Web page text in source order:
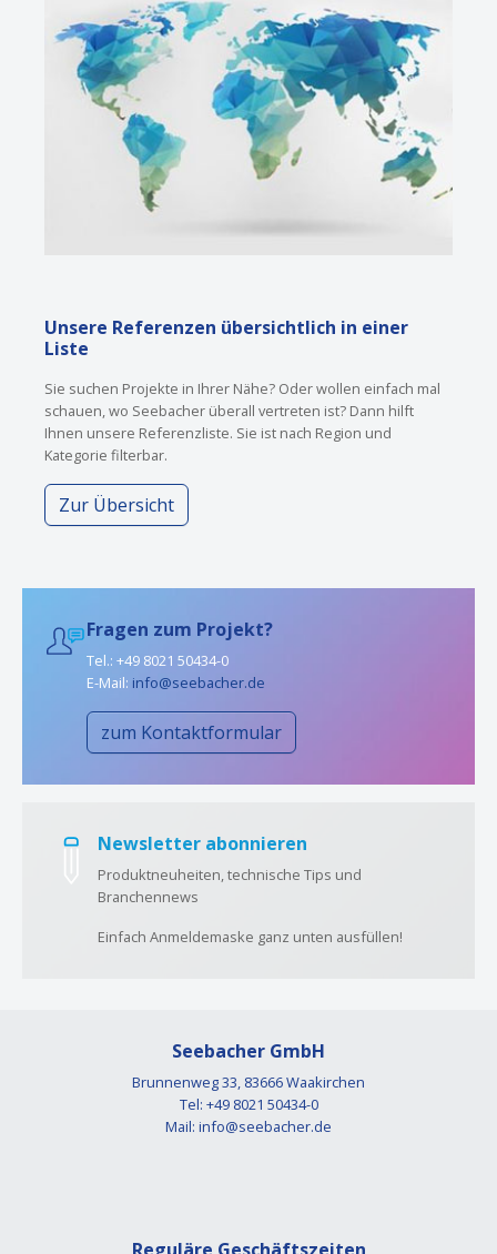
Unsere Referenzen übersichtlich in einer
Liste
Sie suchen Projekte in Ihrer Nähe? Oder wollen einfach mal
schauen, wo Seebacher überall vertreten ist? Dann hilft
Ihnen unsere Referenzliste. Sie ist nach Region und
Kategorie filterbar.
Zur Übersicht
Fragen zum Projekt?
Tel.: +49 8021 50434-0
E-Mail: info@seebacher.de
zum Kontaktformular
Newsletter abonnieren
Produktneuheiten, technische Tips und
Branchennews
Einfach Anmeldemaske ganz unten ausfüllen!
Seebacher GmbH
Brunnenweg 33, 83666 Waakirchen
Tel: +49 8021 50434-0
Mail: info@seebacher.de